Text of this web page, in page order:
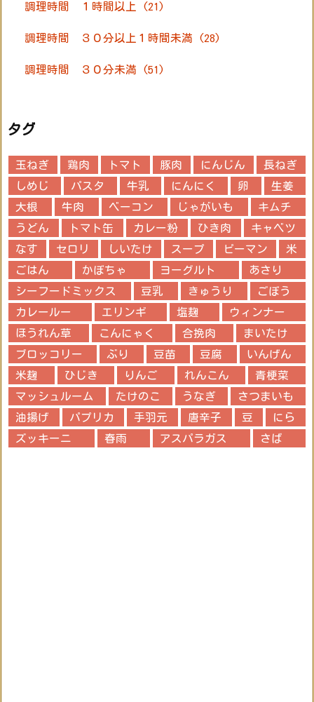
調理時間 １時間以上 (21)
調理時間 ３０分以上１時間未満 (28)
調理時間 ３０分未満 (51)
タグ
玉ねぎ 鶏肉 トマト 豚肉 にんじん
長ねぎ
しめじ
パスタ 牛乳 にんにく 卵
生姜
大根
牛肉 ベーコン じゃがいも
キムチ
うどん
トマト缶 カレー粉 ひき肉
キャベツ
なす
セロリ しいたけ スープ ピーマン
米
ごはん
かぼちゃ ヨーグルト
あさり
シーフードミックス
豆乳 きゅうり
ごぼう
カレールー
エリンギ 塩麹
ウィンナー
ほうれん草
こんにゃく 合挽肉
まいたけ
ブロッコリー
ぶり 豆苗 豆腐
いんげん
米麹
ひじき りんご れんこん
青梗菜
マッシュルーム
たけのこ うなぎ
さつまいも
油揚げ
パプリカ 手羽元 唐辛子 豆
にら
ズッキーニ
春雨 アスパラガス さば